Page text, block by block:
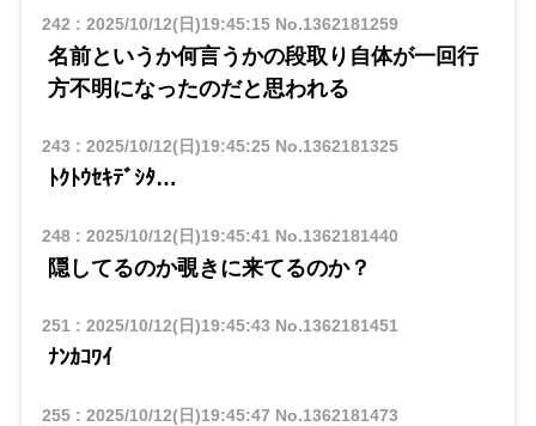
242 : 2025/10/12(日)19:45:15No.1362181259
名前というか何言うかの段取り自体が一回行
方不明になったのだと思われる
243 : 2025/10/12(日)19:45:25No.1362181325
ﾄｸﾄｳｾｷﾃﾞｼﾀ…
248: 2025/10/12(日)19:45:41 No.1362181440
隠してるのか覗きに来てるのか？
251 : 2025/10/12(日)19:45:43 No.1362181451
ﾅﾝｶｺﾜｲ
255: 2025/10/12(日)19:45:47 No.1362181473